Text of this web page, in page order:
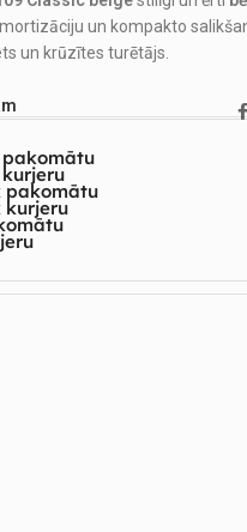
un kompakto
un krūzītes turētājs.
pakomātu
kurjeru